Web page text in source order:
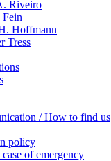
Riveiro
Fein
Hoffmann
Tress
/ How to find us
policy
of emergency